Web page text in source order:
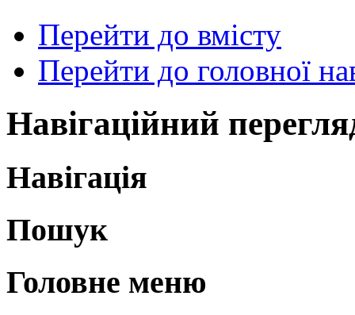
Перейти до вмісту
Перейти до головної
Навігаційний
Навігація
Пошук
Головне меню